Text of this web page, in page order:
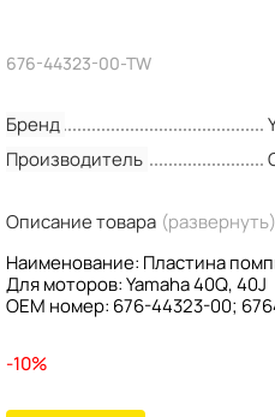
676-44323-00-TW
Бренд
Производитель
Описание товара (развернуть)
Наименование: Пластина
Для моторов: Yamaha 40Q, 40J
OEM номер: 676-44323-00;
-10%